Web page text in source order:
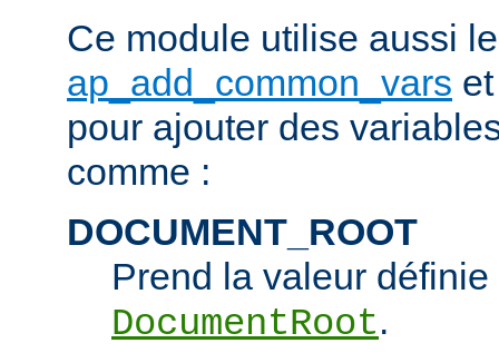
Ce module utilise aussi
ap_add_common_vars
pour ajouter des
comme :
DOCUMENT_ROOT
Prend la valeur
DocumentRoot.